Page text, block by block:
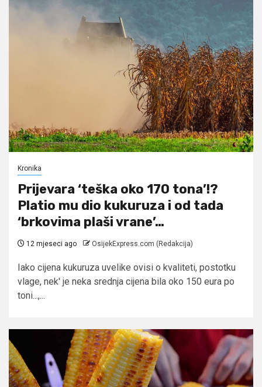
Kronika
Prijevara ‘teška oko 170 tona’!?
Platio mu dio kukuruza i od tada
‘brkovima plaši vrane’…
12 mjeseci ago OsijekExpress.com (Redakcija)
Iako cijena kukuruza uvelike ovisi o kvaliteti, postotku
vlage, nek' je neka srednja cijena bila oko 150 eura po
toni...,...